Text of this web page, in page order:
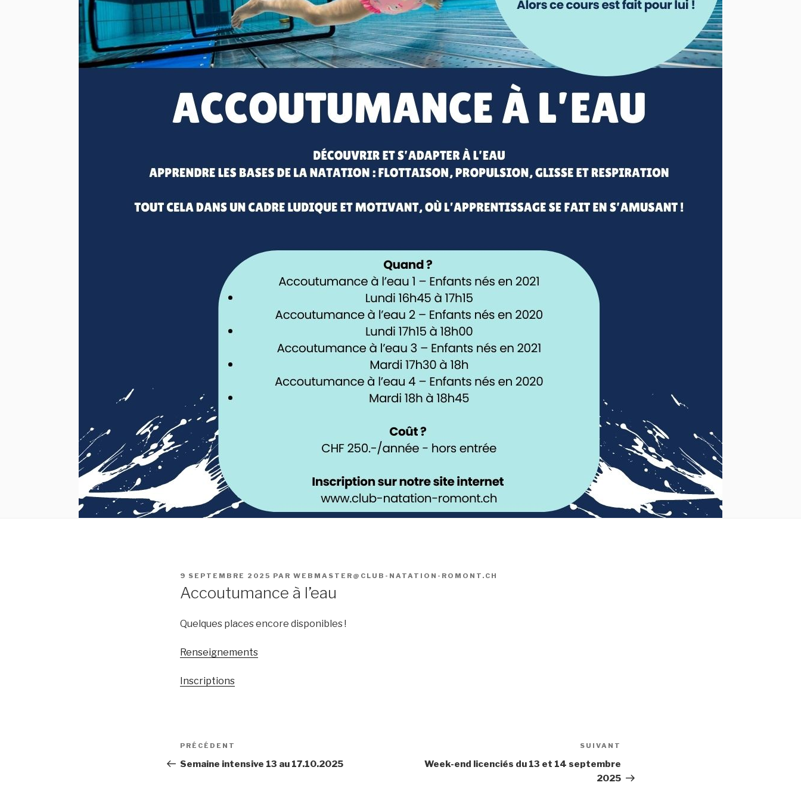
PUBLIÉ
LE
9 SEPTEMBRE 2025 PAR WEBMASTER@CLUB-NATATION-ROMONT.CH
Accoutumance à l’eau
Quelques places encore disponibles !
Renseignements
Inscriptions
Navigation
de
Article
précédent
PRÉCÉDENT
Semaine intensive 13 au 17.10.2025
SUIVANT
Week-end licenciés du 13 et 14 septembre
2025